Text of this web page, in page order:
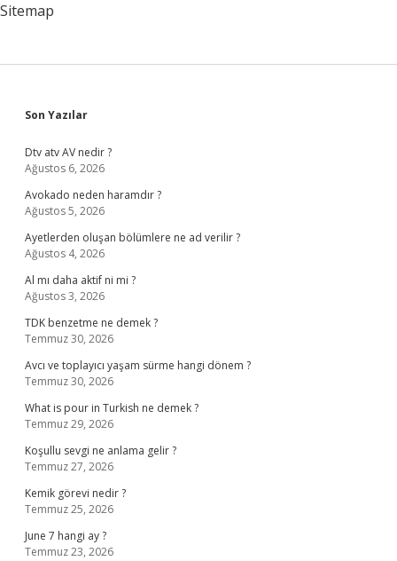
Sitemap
Sidebar
Son Yazılar
Dtv atv AV nedir ?
Ağustos 6, 2026
Avokado neden haramdır ?
Ağustos 5, 2026
Ayetlerden oluşan bölümlere ne ad verilir ?
Ağustos 4, 2026
Al mı daha aktif ni mi ?
Ağustos 3, 2026
TDK benzetme ne demek ?
Temmuz 30, 2026
Avcı ve toplayıcı yaşam sürme hangi dönem ?
Temmuz 30, 2026
What is pour in Turkish ne demek ?
Temmuz 29, 2026
Koşullu sevgi ne anlama gelir ?
Temmuz 27, 2026
Kemik görevi nedir ?
Temmuz 25, 2026
June 7 hangi ay ?
Temmuz 23, 2026